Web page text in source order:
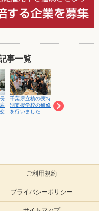
事一覧
千葉県立槙の実特
別支援学校の研修
を行いました
特産品開発調査・
研究事業審査委員
ご利用規約
プライバシーポリシー